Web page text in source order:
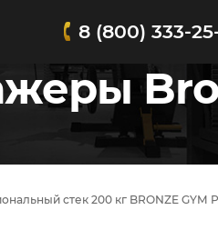
8 (800) 333-
стек 200 кг BRONZE GYM